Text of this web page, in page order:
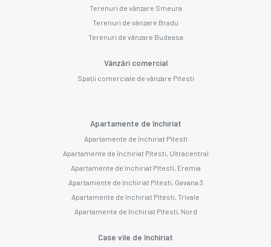
Terenuri de vânzare Smeura
Terenuri de vânzare Bradu
Terenuri de vânzare Budeasa
Vânzări comercial
Spații comerciale de vânzare Pitesti
Apartamente de închiriat
Apartamente de închiriat Pitesti
Apartamente de închiriat Pitesti, Ultracentral
Apartamente de închiriat Pitesti, Eremia
Apartamente de închiriat Pitesti, Gavana 3
Apartamente de închiriat Pitesti, Trivale
Apartamente de închiriat Pitesti, Nord
Case vile de închiriat